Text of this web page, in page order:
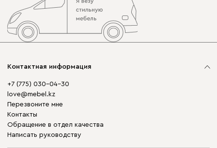
Контактная информация
+7 (775) 030-04-30
love@mebel.kz
Перезвоните мне
Контакты
Обращение в отдел качества
Написать руководству